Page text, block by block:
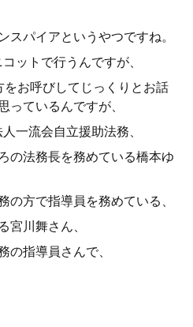
スパイアというやつですね。
ットで行うんですが、
お呼びしてじっくりとお話
っているんですが、
一流会自立援助法務、
の法務長を務めている橋本ゆ
の方で指導員を務めている、
宮川舞さん、
の指導員さんで、